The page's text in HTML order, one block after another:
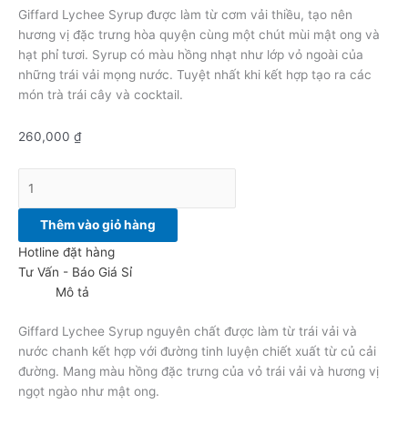
Giffard Lychee Syrup được làm từ cơm vải thiều, tạo nên
hương vị đặc trưng hòa quyện cùng một chút mùi mật ong và
hạt phỉ tươi. Syrup có màu hồng nhạt như lớp vỏ ngoài của
những trái vải mọng nước. Tuyệt nhất khi kết hợp tạo ra các
món trà trái cây và cocktail.
260,000 ₫
Thêm vào giỏ hàng
Hotline đặt hàng
Tư Vấn - Báo Giá Sỉ
Mô tả
Giffard Lychee Syrup nguyên chất được làm từ trái vải và
nước chanh kết hợp với đường tinh luyện chiết xuất từ củ cải
đường. Mang màu hồng đặc trưng của vỏ trái vải và hương vị
ngọt ngào như mật ong.